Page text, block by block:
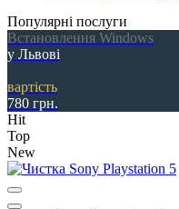
Популярні послуги
Встановлення Windows
у Львові
вартість
780 грн.
Hit
Top
New